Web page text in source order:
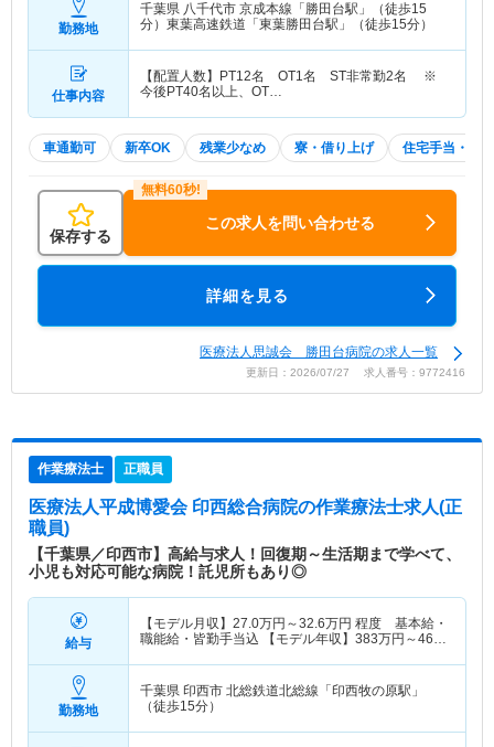
勤務地
千葉県 八千代市 京成本線「勝田台駅」（徒歩15
分）東葉高速鉄道「東葉勝田台駅」（徒歩15分）
仕事内容
【配置人数】PT12名 OT1名 ST非常勤2名 ※
今後PT40名以上、OT…
車通勤可 新卒OK 残業少なめ 寮・借り上げ 住宅手当・補助
保存する
この求人を問い合わせる
詳細を見る
医療法人思誠会 勝田台病院の求人一覧
更新日：2026/07/27 求人番号：9772416
作業療法士 正職員
医療法人平成博愛会 印西総合病院の作業療法士求人(正
職員)
【千葉県／印西市】高給与求人！回復期～生活期まで学べて、
小児も対応可能な病院！託児所もあり◎
給与
【モデル月収】 27.0万円～32.6万円 程度 基本給・
職能給・皆勤手当込 【モデル年収】 383万円～460
勤務地
千葉県 印西市 北総鉄道北総線「印西牧の原駅」
（徒歩15分）